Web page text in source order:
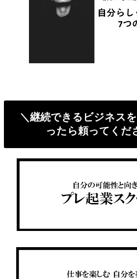
＼継続できるビジネス
ったら頼ってくだ